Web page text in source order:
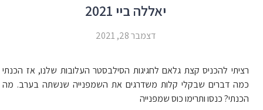
יאללה ביי 2021
דצמבר 28, 2021
רציתי להכניס קצת גלאם לחגיגות הסילבסטר העלובות שלנו, אז הכנתי
כמה דברים שבקלי קלות משדרגים את השמפנייה שנשתה בערב. מה
הכנתי? כנסו ותרימו כוס שמפנייה